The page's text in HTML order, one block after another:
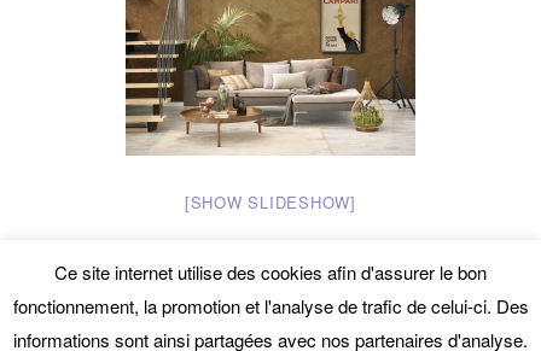
[SHOW SLIDESHOW]
Ce site internet utilise des cookies afin d'assurer le bon
fonctionnement, la promotion et l'analyse de trafic de celui-ci. Des
informations sont ainsi partagées avec nos partenaires d'analyse.